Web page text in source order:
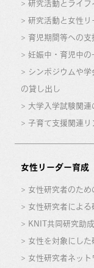
研究活動とライ
研究活動と女性
育児期間等への支
妊娠中・育児中の
シンポジウムや
の貸し出し
大学入学試験関連
子育て支援関連リ
女性リーダー育成
女性研究者のた
女性研究者によ
KNIT共同研究助成
女性を対象にした
女性研究者ネット